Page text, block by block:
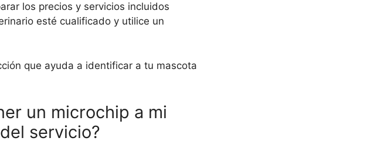
los precios y servicios incluidos
esté cualificado y utilice un
que ayuda a identificar a tu mascota
un microchip a mi
servicio?